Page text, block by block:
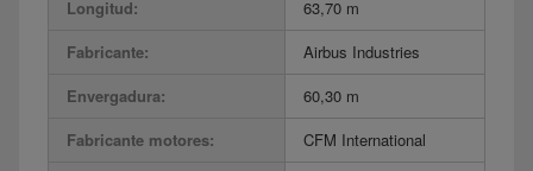
Longitud:
63,70 m
Fabricante:
Airbus Industries
Envergadura:
60,30 m
Fabricante motores:
CFM International